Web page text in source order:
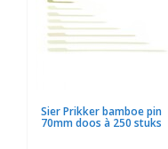
Sier Prikker bamboe pin
70mm doos à 250 stuks